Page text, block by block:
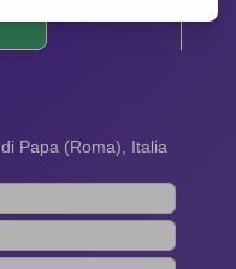
Papa (Roma), Italia